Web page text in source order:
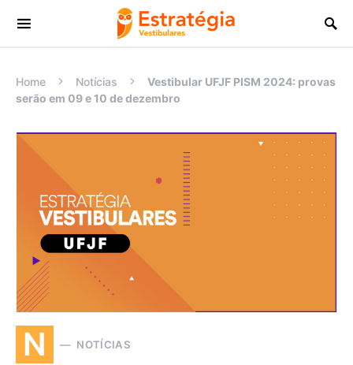
Procurar:
Home Notícias
Vestibular UFJF PISM 2024: provas
serão em 09 e 10 de dezembro
N NOTÍCIAS